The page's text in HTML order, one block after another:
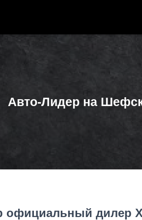
Авто-Лидер на
официальный дилер